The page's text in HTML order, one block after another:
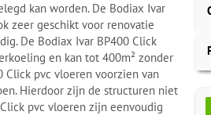
kan worden. De Bodiax Ivar
zeer geschikt voor renovatie
De Bodiax Ivar BP400 Click
en kan tot 400m² zonder
Click pvc vloeren voorzien van
Hierdoor zijn de structuren niet
pvc vloeren zijn eenvoudig